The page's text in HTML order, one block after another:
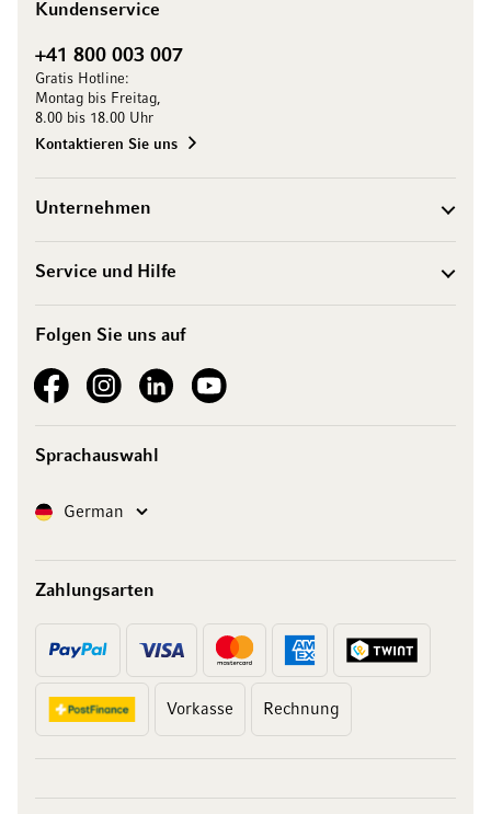
Kundenservice
+41 800 003 007
Gratis Hotline:
Montag bis Freitag,
8.00 bis 18.00 Uhr
Kontaktieren Sie uns
Unternehmen
Service und Hilfe
Folgen Sie uns auf
See our FacebookSee our Instagram account
See our LinkedInSee our YouTube channel
Sprachauswahl
SpracheGerman
Zahlungsarten
Vorkasse Rechnung